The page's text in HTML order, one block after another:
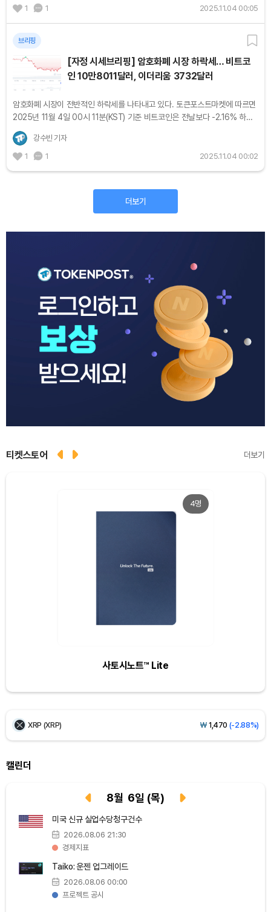
1
1 2025.11.04 00:05
브리핑
[자정 시세브리핑] 암호화폐 시장 하락세… 비트코
인 10만8011달러, 이더리움 3732달러
암호화폐 시장이 전반적인 하락세를 나타내고 있다. 토큰포스트마켓에 따르면
2025년 11월 4일 00시 11분(KST) 기준 비트코인은 전날보다 -2.16% 하락
한 108,011달러(약 1억5천460만 원)에 거래되고 있다. 이더리움은 전날보다
-3.11%...강수빈 기자
1
1 2025.11.04 00:02
더보기
티켓스토어 더보기
4명
사토시노트™ Lite
USDC (USDC) ₩1,422(0.00%)
XRP (XRP) ₩ 1,470 (-2.88%)
Hyperliquid (HYPE)
Dogecoin (DOGE)
Bitcoin (BTC)
캘린더
8월 6일 (목)
미국 신규 실업수당청구건수
2026.08.06 21:30
경제지표
Taiko: 운젠 업그레이드
2026.08.06 00:00
프로젝트 공시